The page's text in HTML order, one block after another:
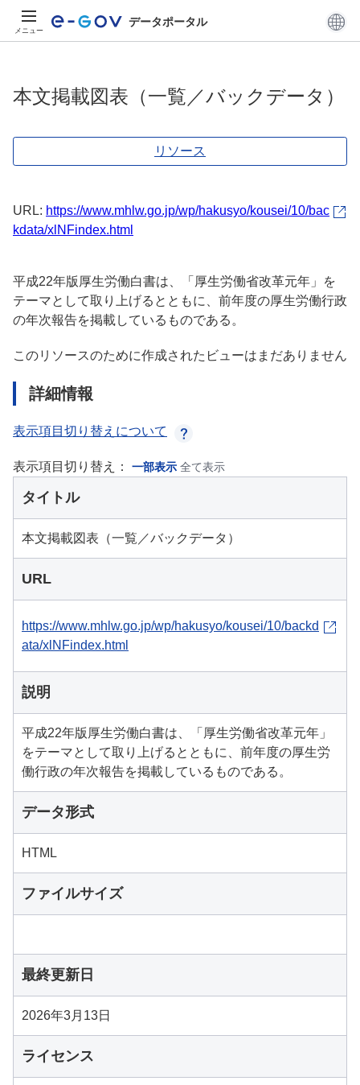
メニュー
データポータル
本文掲載図表（一覧／バックデータ）
リソース
URL: https://www.mhlw.go.jp/wp/hakusyo/kousei/10/bac
kdata/xlNFindex.html
平成22年版厚生労働白書は、「厚生労働省改革元年」を
テーマとして取り上げるとともに、前年度の厚生労働行政
の年次報告を掲載しているものである。
このリソースのために作成されたビューはまだありません
詳細情報
表示項目切り替えについて
表示項目切り替え： 一部表示 全て表示
タイトル
本文掲載図表（一覧／バックデータ）
URL
https://www.mhlw.go.jp/wp/hakusyo/kousei/10/backd
ata/xlNFindex.html
説明
平成22年版厚生労働白書は、「厚生労働省改革元年」
をテーマとして取り上げるとともに、前年度の厚生労
働行政の年次報告を掲載しているものである。
データ形式
HTML
ファイルサイズ
最終更新日
2026年3月13日
ライセンス